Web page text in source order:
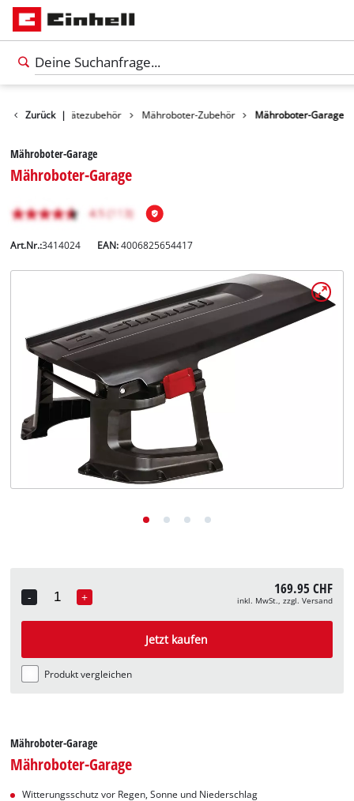
Deutsch
Deutsch
English
Italiano
Zurück |
Gartengerätezubehör Mähroboter-Zubehör Mähroboter-Garage
Mähroboter-Garage
Mähroboter-Garage
Art.Nr.:3414024 EAN:4006825654417
-
Quantity
+ 169.95 CHF
inkl. MwSt., zzgl. Versand
Jetzt kaufen
Produkt vergleichen
Mähroboter-Garage
Mähroboter-Garage
Witterungsschutz vor Regen, Sonne und Niederschlag